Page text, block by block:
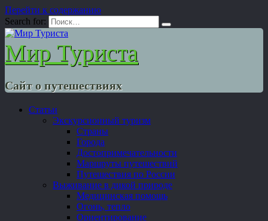
Перейти к содержанию
Search for:
Мир Туриста
Сайт о путешествиях
Статьи
Экскурсионный туризм
Страны
Города
Достопримечательности
Маршруты путешествий
Путешествия по России
Выживание в дикой природе
Медицинская помощь
Огонь, тепло
Ориентирование